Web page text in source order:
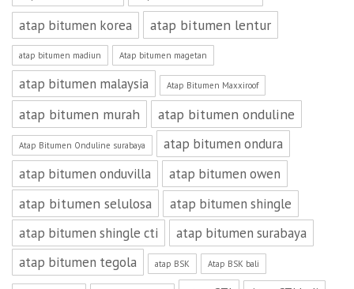
atap bitumen korea atap bitumen lentur
atap bitumen madiun Atap bitumen magetan
atap bitumen malaysia Atap Bitumen Maxxiroof
atap bitumen murah atap bitumen onduline
Atap Bitumen Onduline surabaya
atap bitumen ondura
atap bitumen onduvilla
atap bitumen owen
atap bitumen selulosa
atap bitumen shingle
atap bitumen shingle cti
atap bitumen surabaya
atap bitumen tegola
atap BSK Atap BSK bali